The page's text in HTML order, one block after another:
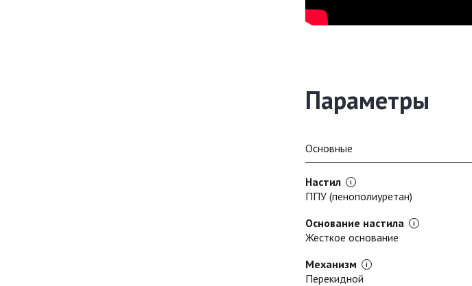
Параметры
Основные
Настил
ППУ (пенополиуретан)
Основание настила
Жесткое основание
Механизм
Перекидной